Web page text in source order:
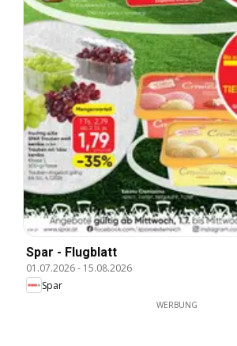
Spar - Flugblatt
01.07.2026- 15.08.2026
Spar
WERBUNG